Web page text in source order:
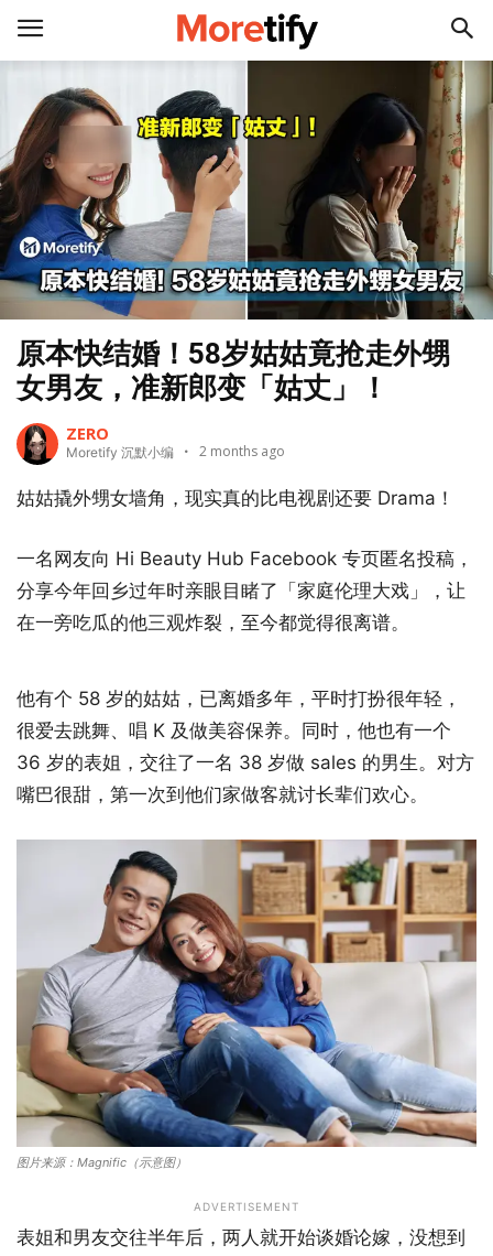
原本快结婚！58岁姑姑竟抢走外甥
女男友，准新郎变「姑丈」！
ZERO
Moretify 沉默小编 2 months ago
姑姑撬外甥女墙角，现实真的比电视剧还要 Drama！
一名网友向 Hi Beauty Hub Facebook 专页匿名投稿，
分享今年回乡过年时亲眼目睹了「家庭伦理大戏」，让
在一旁吃瓜的他三观炸裂，至今都觉得很离谱。
他有个 58 岁的姑姑，已离婚多年，平时打扮很年轻，
很爱去跳舞、唱 K 及做美容保养。同时，他也有一个
36 岁的表姐，交往了一名 38 岁做 sales 的男生。对方
嘴巴很甜，第一次到他们家做客就讨长辈们欢心。
图片来源：Magnific（示意图）
ADVERTISEMENT
表姐和男友交往半年后，两人就开始谈婚论嫁，没想到